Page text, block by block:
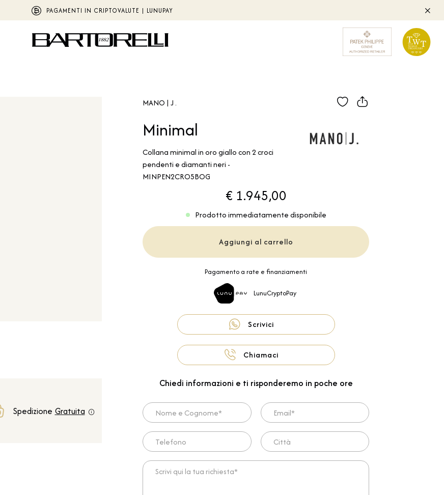
PAGAMENTI IN CRIPTOVALUTE | LUNUPAY
Spedizione Gratuita
MANO | J .
Minimal
Collana minimal in oro giallo con 2 croci
pendenti e diamanti neri -
MINPEN2CRO5BOG
€ 1.945,00
Prodotto immediatamente disponibile
Aggiungi al carrello
Pagamento a rate e finanziamenti
LunuCryptoPay
Scrivici
Chiamaci
Chiedi informazioni e ti risponderemo in poche ore
Nome e Cognome* Email*
Telefono Città
Scrivi qui la tua richiesta*